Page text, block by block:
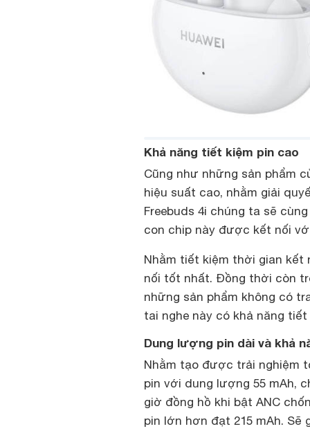
Khả năng tiết kiệm pin cao
Cũng như những sản phẩm
hiệu suất cao, nhằm giải
Freebuds 4i chúng ta sẽ
con chip này được kết nối
Nhằm tiết kiệm thời gian kết
nối tốt nhất. Đồng thời còn
những sản phẩm không có
tai nghe này có khả năng
Dung lượng pin dài và khả
Nhằm tạo được trải nghiệm
pin với dung lượng 55 mAh,
giờ đồng hồ khi bật ANC
pin lớn hơn đạt 215 mAh.